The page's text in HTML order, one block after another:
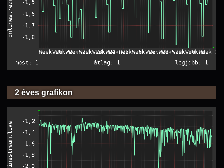
2 éves grafikon